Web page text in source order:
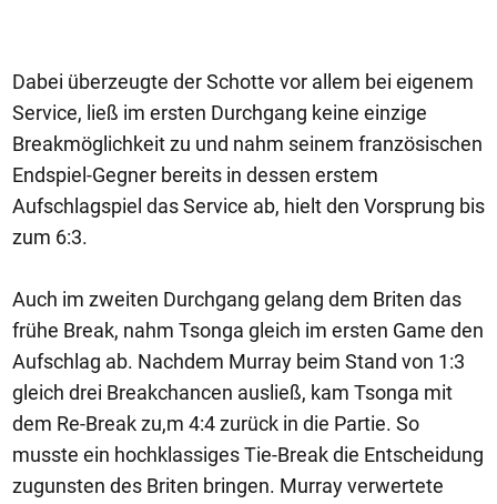
Dabei überzeugte der Schotte vor allem bei eigenem
Service, ließ im ersten Durchgang keine einzige
Breakmöglichkeit zu und nahm seinem französischen
Endspiel-Gegner bereits in dessen erstem
Aufschlagspiel das Service ab, hielt den Vorsprung bis
zum 6:3.
Auch im zweiten Durchgang gelang dem Briten das
frühe Break, nahm Tsonga gleich im ersten Game den
Aufschlag ab. Nachdem Murray beim Stand von 1:3
gleich drei Breakchancen ausließ, kam Tsonga mit
dem Re-Break zu,m 4:4 zurück in die Partie. So
musste ein hochklassiges Tie-Break die Entscheidung
zugunsten des Briten bringen. Murray verwertete